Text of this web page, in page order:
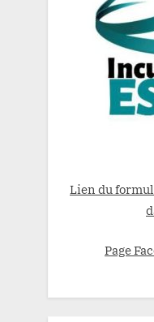
Lien du
Page